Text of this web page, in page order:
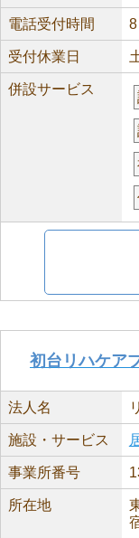
電話受付時間
受付休業日
併設サービス
初台リハケア
法人名
施設・サービス
事業所番号
所在地